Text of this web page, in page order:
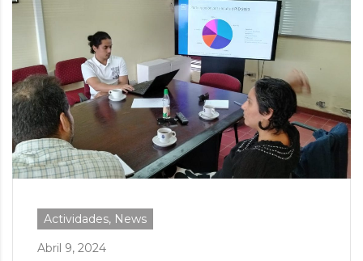
Actividades, News
Abril 9, 2024